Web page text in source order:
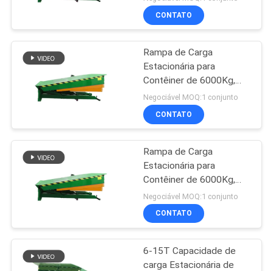
Plataforma de
trabalho aéreo
elevador do
crescimento
Descarga
CONTATO
Rampa de Carga
Estacionária para
Contêiner de 6000Kg,
Niveladores de Docas
Hidráulicos Ajustáveis
Negociável MOQ:1 conjunto
CONTATO
Rampa de Carga
Estacionária para
Contêiner de 6000Kg,
Niveladores de Docas
Hidráulicos Ajustáveis
Negociável MOQ:1 conjunto
CONTATO
6-15T Capacidade de
carga Estacionária de